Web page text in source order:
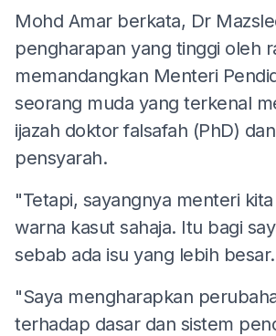
Mohd Amar berkata, Dr
pengharapan yang tinggi oleh
memandangkan Menteri
seorang muda yang terkenal
ijazah doktor falsafah (PhD)
pensyarah.
"Tetapi, sayangnya menteri
warna kasut sahaja. Itu bagi
sebab ada isu yang lebih besar.
"Saya mengharapkan
terhadap dasar dan sistem